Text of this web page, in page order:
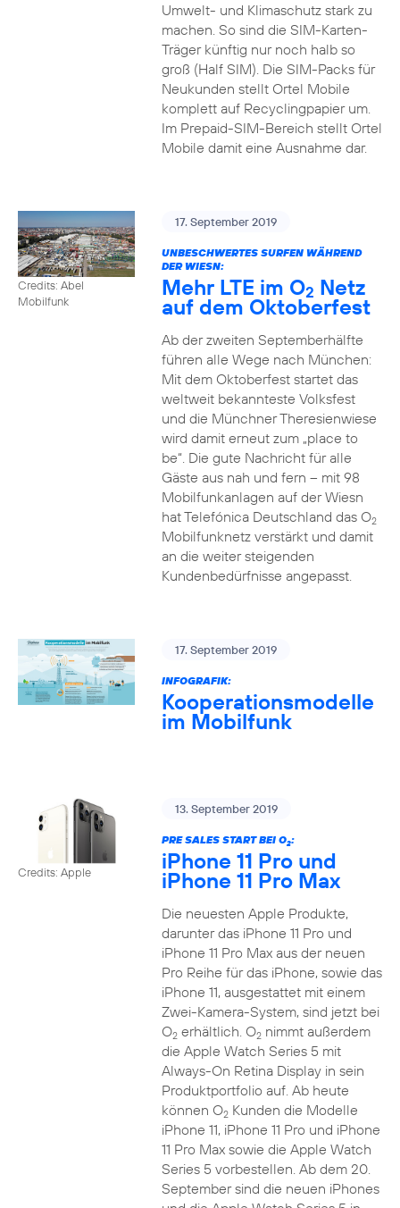
Umwelt- und Klimaschutz stark zu
machen. So sind die SIM-Karten-
Träger künftig nur noch halb so
groß (Half SIM). Die SIM-Packs für
Neukunden stellt Ortel Mobile
komplett auf Recyclingpapier um.
Im Prepaid-SIM-Bereich stellt Ortel
Mobile damit eine Ausnahme dar.
Credits: Abel
Mobilfunk
17. September 2019
UNBESCHWERTES SURFEN WÄHREND
DER WIESN:
Mehr LTE im O2 Netz
auf dem Oktoberfest
Ab der zweiten Septemberhälfte
führen alle Wege nach München:
Mit dem Oktoberfest startet das
weltweit bekannteste Volksfest
und die Münchner Theresienwiese
wird damit erneut zum „place to
be“. Die gute Nachricht für alle
Gäste aus nah und fern – mit 98
Mobilfunkanlagen auf der Wiesn
hat Telefónica Deutschland das O2
Mobilfunknetz verstärkt und damit
an die weiter steigenden
Kundenbedürfnisse angepasst.
17. September 2019
INFOGRAFIK:
Kooperationsmodelle
im Mobilfunk
Credits: Apple
13. September 2019
PRE SALES START BEI O2:
iPhone 11 Pro und
iPhone 11 Pro Max
Die neuesten Apple Produkte,
darunter das iPhone 11 Pro und
iPhone 11 Pro Max aus der neuen
Pro Reihe für das iPhone, sowie das
iPhone 11, ausgestattet mit einem
Zwei-Kamera-System, sind jetzt bei
O2erhältlich. O2nimmt außerdem
die Apple Watch Series 5 mit
Always-On Retina Display in sein
Produktportfolio auf. Ab heute
können O2Kunden die Modelle
iPhone 11, iPhone 11 Pro und iPhone
11 Pro Max sowie die Apple Watch
Series 5 vorbestellen. Ab dem 20.
September sind die neuen iPhones